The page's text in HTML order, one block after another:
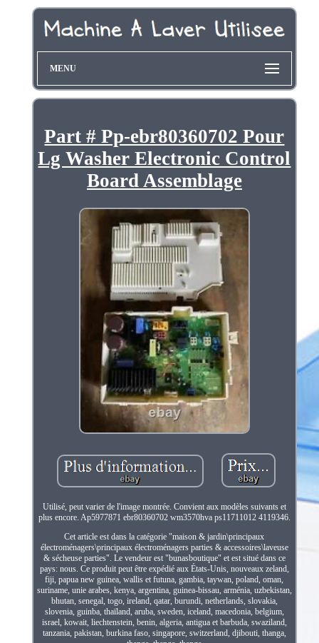
MENU
Part # Pp-ebr80360702 Pour
Lg Washer Electronic Control
Board Assemblage
Utilisé, peut varier de l'image montrée. Convient aux modèles suivants et
plus encore. Ap5977871 ebr80360702 wm3570hva ps11711012 4119346.
Cet article est dans la catégorie "maison & jardin\principaux
électroménagers\principaux électroménagers parties & accessoires\laveuse
& sécheuse parties". Le vendeur est "bunasboutique" et est situé dans ce
pays: nous. Ce produit peut être expédié aux États-Unis, nouveaux zeland,
fiji, papua new guinea, wallis et futuna, gambia, taywan, poland, oman,
suriname, unie arabes, kenya, argentina, guinea-bissau, arménia, uzbekistan,
bhutan, senegal, togo, ireland, qatar, burundi, netherlands, slovakia,
slovenia, guinba, thaïland, aruba, sweden, iceland, macedonia, belgium,
israel, kowait, liechtenstein, benin, algeria, antigua et barbuda, swaziland,
tanzania, pakistan, burkina faso, singapore, switzerland, djibouti, thanga,